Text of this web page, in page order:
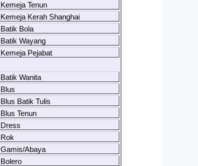
Kemeja Tenun
Kemeja Kerah Shanghai
Batik Bola
Batik Wayang
Kemeja Pejabat
Batik Wanita
Blus
Blus Batik Tulis
Blus Tenun
Dress
Rok
Gamis/Abaya
Bolero